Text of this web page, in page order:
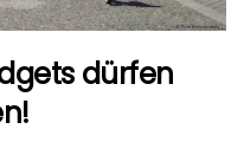
dürfen